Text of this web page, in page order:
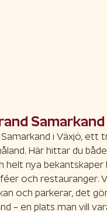
Samarkand
i Växjö, ett
Här hittar du både
helt nya bekantskaper
och restauranger.
och parkerar, det
– en plats man vill